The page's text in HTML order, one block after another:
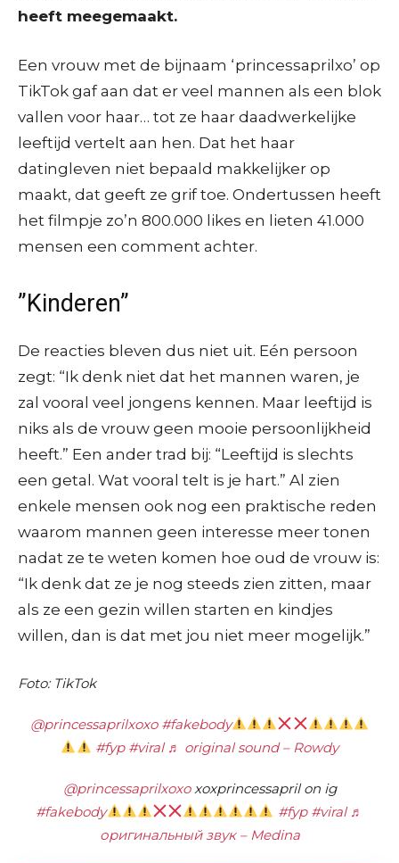
heeft meegemaakt.
Een vrouw met de bijnaam ‘princessaprilxo’ op
TikTok gaf aan dat er veel mannen als een blok
vallen voor haar… tot ze haar daadwerkelijke
leeftijd vertelt aan hen. Dat het haar
datingleven niet bepaald makkelijker op
maakt, dat geeft ze grif toe. Ondertussen heeft
het filmpje zo’n 800.000 likes en lieten 41.000
mensen een comment achter.
”Kinderen”
De reacties bleven dus niet uit. Eén persoon
zegt: “Ik denk niet dat het mannen waren, je
zal vooral veel jongens kennen. Maar leeftijd is
niks als de vrouw geen mooie persoonlijkheid
heeft.” Een ander trad bij: “Leeftijd is slechts
een getal. Wat vooral telt is je hart.” Al zien
enkele mensen ook nog een praktische reden
waarom mannen geen interesse meer tonen
nadat ze te weten komen hoe oud de vrouw is:
“Ik denk dat ze je nog steeds zien zitten, maar
als ze een gezin willen starten en kindjes
willen, dan is dat met jou niet meer mogelijk.”
Foto: TikTok
@princessaprilxoxo #fakebody
#fyp #viral ♬ original sound – Rowdy
@princessaprilxoxoxoxprincessapril on ig
#fakebody
#fyp #viral ♬
оригинальный звук – Medina